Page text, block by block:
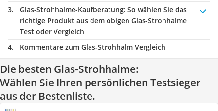
Glas-Strohhalme-Kaufberatung: So wählen Sie das
richtige Produkt aus dem obigen Glas-Strohhalme
Test oder Vergleich
Kommentare zum Glas-Strohhalm Vergleich
Die besten Glas-Strohhalme:
Wählen Sie Ihren persönlichen Testsieger
aus der Bestenliste.